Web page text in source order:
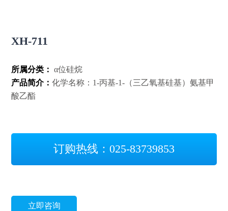
XH-711
所属分类： α位硅烷
产品简介：化学名称：1-丙基-1-（三乙氧基硅基）氨基甲
酸乙酯
订购热线：025-83739853
立即咨询